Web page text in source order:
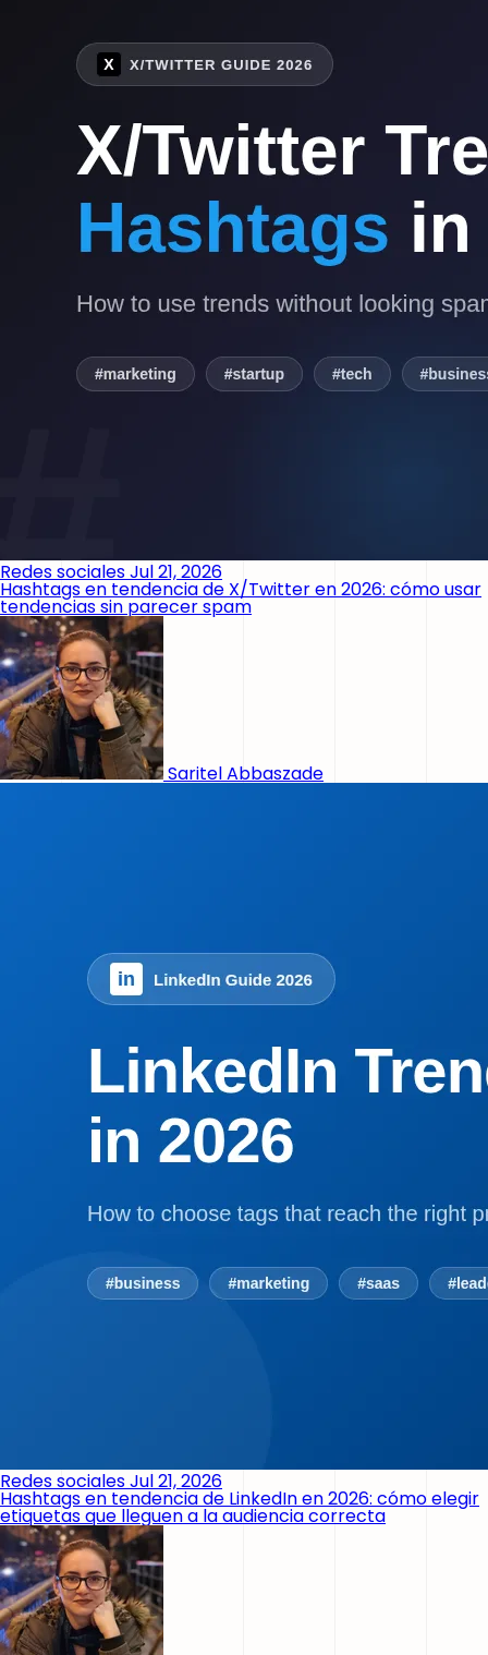
Redes socialesJul 21, 2026
Hashtags en tendencia de X/Twitter en 2026: cómo usar
tendencias sin parecer spam
Saritel Abbaszade
Redes socialesJul 21, 2026
Hashtags en tendencia de LinkedIn en 2026: cómo elegir
etiquetas que lleguen a la audiencia correcta